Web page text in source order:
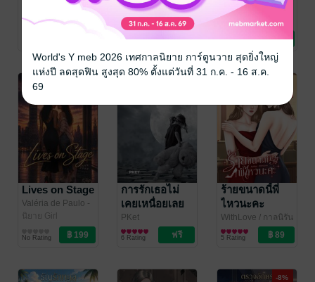
นิยาย Girl
นักรบแห่งความมืด
นิยาย Girl
Love/Yuri
No Rating
To LadyAnn
‘บันทึกของฉัน
พณสน์ชญศร
No Rating
Lives on Stage
Valéria de Paulo -
วาเลเรีย เด เปาลู
Valéria de Paulo
(วาเลเรีย เด เปาโล)
นิยาย Girl
No Rating
การรักเธอไม่
เคยเหนื่อยเลย
PKet
Fan Fiction แฟนฟิ
คชั่น
6 Rating
ร้ายขนาดนี้พี่
ไหวนะคะ
WithLove / กาลนิรัน
ดร์
นิยาย Girl
Love/Yuri
5 Rating
-8%
World's Y meb 2026 เทศกาลนิยาย การ์ตูนวาย สุดยิ่งใหญ่
แห่งปี ลดสุดฟิน สูงสุด 80% ตั้งแต่วันที่ 31 ก.ค. - 16 ส.ค.
69